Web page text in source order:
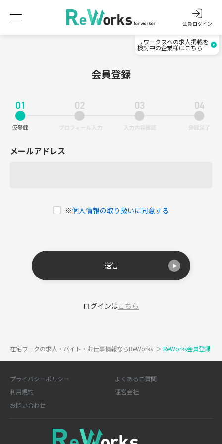
会員ログイン
リワークスへの求人掲載を
検討中の企業様はこちら
会員登録
メールアドレス
※個人情報の取り扱いに同意する
送信
ログインはこちら
在宅ワークの求人・バイト・お仕事情報ならReWorks ＞ ReWorks会員登録
プライバシーポリシー
よくあるご質問
利用規約
運営会社
お問い合わせ